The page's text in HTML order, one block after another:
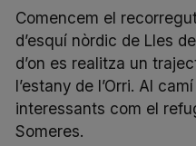
Comencem el
d’esquí nòrdic de Lles
d’on es realitza un
l’estany de l’Orri. Al
interessants com el
Someres.